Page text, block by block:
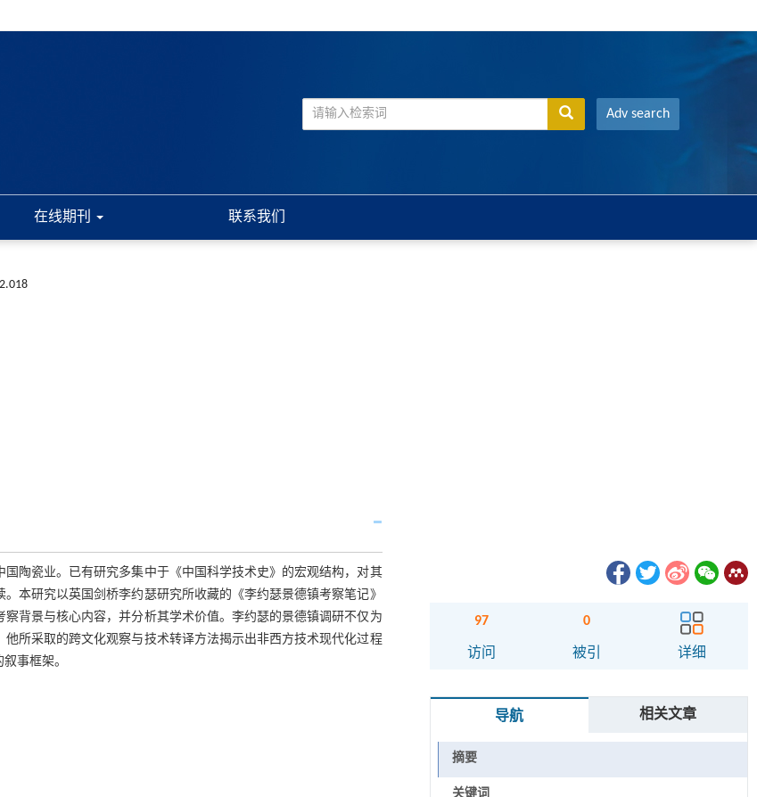
Adv search
在线期刊 联系我们
陶瓷业。已有研究多集中于《中国科学技术史》的宏观结构，对其
本研究以英国剑桥李约瑟研究所收藏的《李约瑟景德镇考察笔记》
背景与核心内容，并分析其学术价值。李约瑟的景德镇调研不仅为
所采取的跨文化观察与技术转译方法揭示出非西方技术现代化过程
事框架。
97
访问
0
被引 详细
导航 相关文章
摘要
关键词